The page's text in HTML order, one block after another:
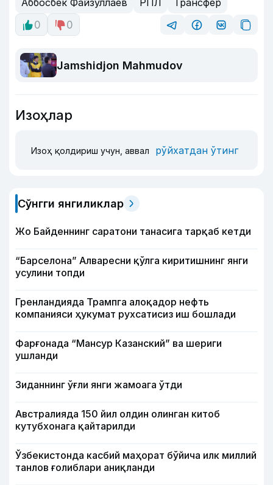
0
0
Jamshidjon Mahmudov
Изоҳлар
Изоҳ қолдириш учун, аввал рўйхатдан ўтинг
Сўнгги янгиликлар
Жо Байденнинг саратони танасига тарқаб кетди
“Барселона” Алваресни қўлга киритишнинг янги
усулини топди
Гренландияда Трампга алоқадор нефть
компанияси ҳукумат рухсатисиз иш бошлади
Фарғонада “Мансур Казанский” ва шериги
ушланди
Зиданнинг ўғли янги жамоага ўтди
Австралияда 150 йил олдин олинган китоб
кутубхонага қайтарилди
Ўзбекистонда касбий маҳорат бўйича илк миллий
танлов ғолиблари аниқланди